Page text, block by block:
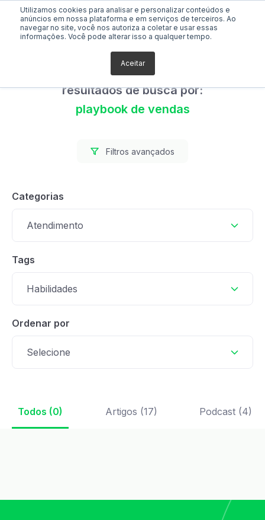
Utilizamos cookies para analisar e personalizar conteúdos e
anúncios em nossa plataforma e em serviços de terceiros. Ao
navegar no site, você nos autoriza a coletar e usar essas
informações. Você pode alterar isso a qualquer tempo.
Aceitar
Foram encontrados 0
resultados de busca por:
playbook de vendas
Filtros avançados
Categorias
Atendimento
Tags
Habilidades
Ordenar por
Selecione
Todos (0) Artigos (17) Podcast (4)